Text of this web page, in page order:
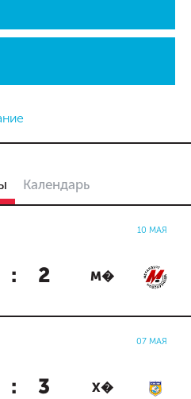
Календарь
10 МАЯ
: 2 М�
07 МАЯ
: 3 Х�